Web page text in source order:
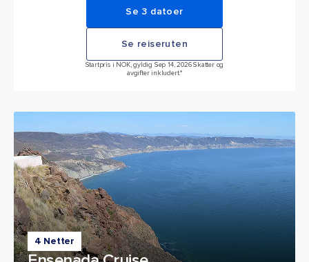
Se 3 datoer
Se reiseruten
Startpris i NOK, gyldig Sep 14, 2026 Skatter og
avgifter inkludert.*
4 Netter